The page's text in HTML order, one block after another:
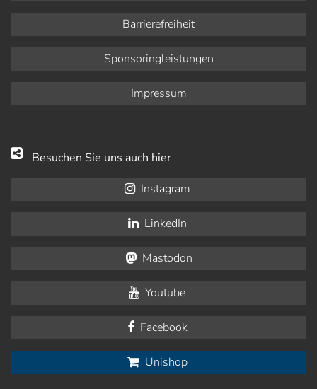
Barrierefreiheit
Sponsoringleistungen
Impressum
Besuchen Sie uns auch hier
Instagram
LinkedIn
Mastodon
Youtube
Facebook
Unishop